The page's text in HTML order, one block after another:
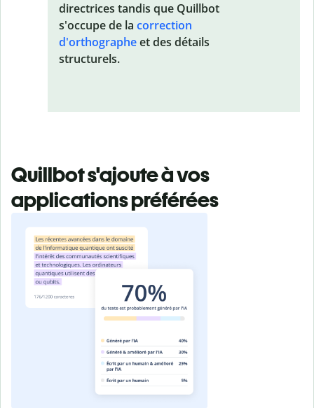
directrices tandis que Quillbot
s'occupe de la correction
d'orthographeet des détails
structurels.
Quillbot s'ajoute à vos
applications préférées